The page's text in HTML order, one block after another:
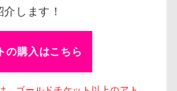
します！
の購入はこちら